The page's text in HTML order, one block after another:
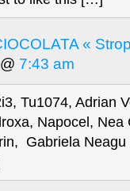
«
7:43 am
Tu1074, Adrian
Napocel, Nea
Gabriela Neagu